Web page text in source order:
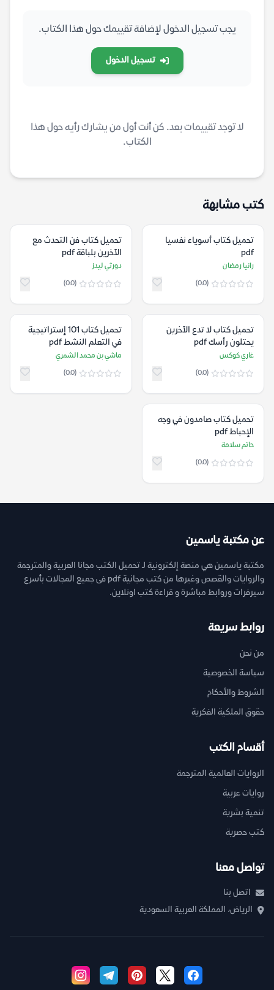
يجب تسجيل الدخول لإضافة تقييمك حول هذا الكتاب.
تسجيل الدخول
لا توجد تقييمات بعد. كن أنت أول من يشارك رأيه حول هذا
الكتاب.
كتب مشابهة
تحميل كتاب أسوياء نفسيا
pdf
رانيا رمضان
(0.0)
تحميل كتاب فن التحدث مع
الآخرين بلباقة pdf
دورثي ليدز
(0.0)
تحميل كتاب لا تدع الآخرين
يحتلون رأسك pdf
غاري كوكس
(0.0)
تحميل كتاب 101 إستراتيجية
في التعلم النشط pdf
ماشي بن محمد الشمري
(0.0)
تحميل كتاب صامدون في وجه
الإحباط pdf
حاتم سلامة
(0.0)
عن مكتبة ياسمين
مكتبة ياسمين هي منصة إلكترونية لـ تحميل الكتب مجانا العربية والمترجمة
والروايات والقصص وغيرها من كتب مجانية pdf فى جميع المجالات بأسرع
سيرفرات وروابط مباشرة و قراءة كتب اونلاين.
روابط سريعة
من نحن
سياسة الخصوصية
الشروط والأحكام
حقوق الملكية الفكرية
أقسام الكتب
الروايات العالمية المترجمة
روايات عربية
تنمية بشرية
كتب حصرية
تواصل معنا
اتصل بنا
الرياض، المملكة العربية السعودية